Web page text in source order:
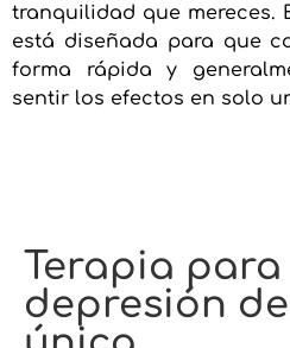
tranquilidad que mereces.
está diseñada para que
forma rápida y
sentir los efectos en solo
Terapia para
depresión